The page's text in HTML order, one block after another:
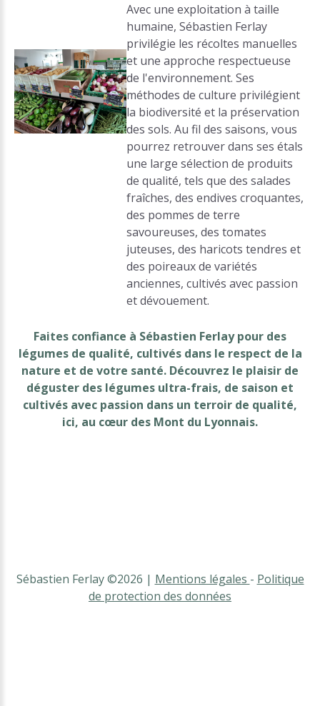
Avec une exploitation à taille
humaine, Sébastien Ferlay
privilégie les récoltes manuelles
et une approche respectueuse
de l'environnement. Ses
méthodes de culture privilégient
la biodiversité et la préservation
des sols. Au fil des saisons, vous
pourrez retrouver dans ses étals
une large sélection de produits
de qualité, tels que des salades
fraîches, des endives croquantes,
des pommes de terre
savoureuses, des tomates
juteuses, des haricots tendres et
des poireaux de variétés
anciennes, cultivés avec passion
et dévouement.
Faites confiance à Sébastien Ferlay pour des
légumes de qualité, cultivés dans le respect de la
nature et de votre santé. Découvrez le plaisir de
déguster des légumes ultra-frais, de saison et
cultivés avec passion dans un terroir de qualité,
ici, au cœur des Mont du Lyonnais.
Sébastien Ferlay ©2026 Mentions légales - Politique
de protection des données